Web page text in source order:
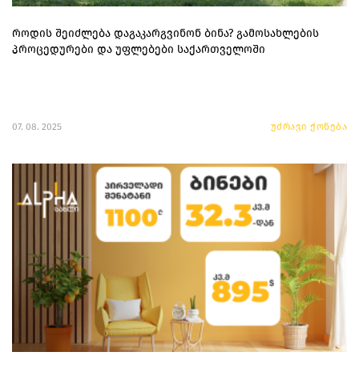
როდის შეიძლება დაგაკარგვინონ ბინა? გამოსახლების
პროცედურები და უფლებები საქართველოში
07. 08. 2025 უძრავი ქონება